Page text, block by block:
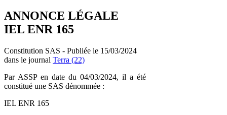
ANNONCE LÉGALE
IEL ENR 165
Constitution SAS - Publiée le 15/03/2024
dans le journal Terra (22)
Par ASSP en date du 04/03/2024, il a été
constitué une SAS dénommée :
IEL ENR 165